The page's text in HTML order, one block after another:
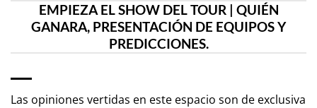
EMPIEZA EL SHOW DEL TOUR | QUIÉN
GANARA, PRESENTACIÓN DE EQUIPOS Y
PREDICCIONES.
Las opiniones vertidas en este espacio son de exclusiva